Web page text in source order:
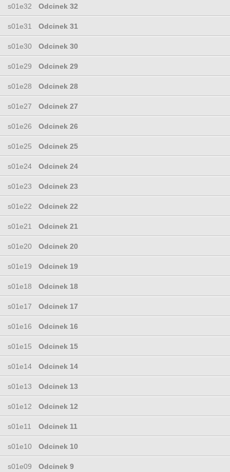
s01e32 Odcinek 32
s01e31 Odcinek 31
s01e30 Odcinek 30
s01e29 Odcinek 29
s01e28 Odcinek 28
s01e27 Odcinek 27
s01e26 Odcinek 26
s01e25 Odcinek 25
s01e24 Odcinek 24
s01e23 Odcinek 23
s01e22 Odcinek 22
s01e21 Odcinek 21
s01e20 Odcinek 20
s01e19 Odcinek 19
s01e18 Odcinek 18
s01e17 Odcinek 17
s01e16 Odcinek 16
s01e15 Odcinek 15
s01e14 Odcinek 14
s01e13 Odcinek 13
s01e12 Odcinek 12
s01e11 Odcinek 11
s01e10 Odcinek 10
s01e09 Odcinek 9